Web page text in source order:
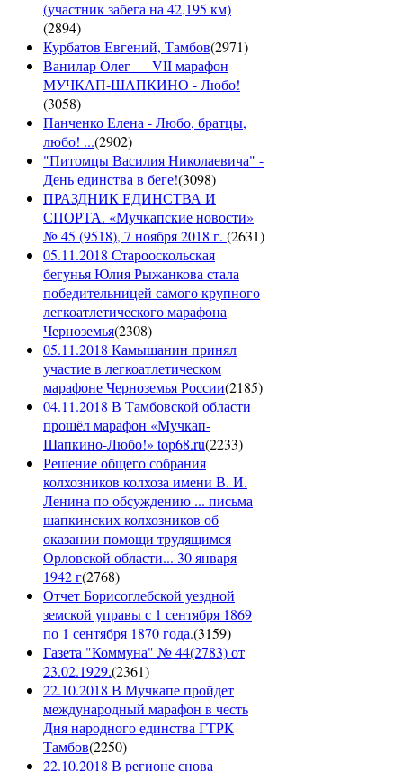
(участник забега на 42,195 км)
(2894)
Курбатов Евгений, Тамбов(2971)
Ванилар Олег — VII марафон
МУЧКАП-ШАПКИНО - Любо!
(3058)
Панченко Елена - Любо, братцы,
любо! ...(2902)
"Питомцы Василия Николаевича" -
День единства в беге!(3098)
ПРАЗДНИК ЕДИНСТВА И
СПОРТА. «Мучкапские новости»
№ 45 (9518), 7 ноября 2018 г. (2631)
05.11.2018 Старооскольская
бегунья Юлия Рыжанкова стала
победительницей самого крупного
легкоатлетического марафона
Черноземья(2308)
05.11.2018 Камышанин принял
участие в легкоатлетическом
марафоне Черноземья России(2185)
04.11.2018 В Тамбовской области
прошёл марафон «Мучкап-
Шапкино-Любо!» top68.ru(2233)
Решение общего собрания
колхозников колхоза имени В. И.
Ленина по обсуждению ... письма
шапкинских колхозников об
оказании помощи трудящимся
Орловской области... 30 января
1942 г(2768)
Отчет Борисоглебской уездной
земской управы с 1 сентября 1869
по 1 сентября 1870 года.(3159)
Газета "Коммуна" № 44(2783) от
23.02.1929.(2361)
22.10.2018 В Мучкапе пройдет
международный марафон в честь
Дня народного единства ГТРК
Тамбов(2250)
22.10.2018 В регионе снова